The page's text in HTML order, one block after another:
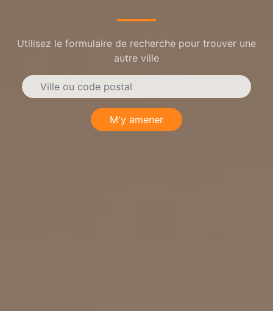
Utilisez le formulaire de recherche pour trouver une
autre ville
M'y amener